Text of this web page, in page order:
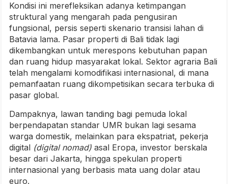
Kondisi ini merefleksikan adanya ketimpangan
struktural yang mengarah pada pengusiran
fungsional, persis seperti skenario transisi lahan di
Batavia lama. Pasar properti di Bali tidak lagi
dikembangkan untuk merespons kebutuhan papan
dan ruang hidup masyarakat lokal. Sektor agraria Bali
telah mengalami komodifikasi internasional, di mana
pemanfaatan ruang dikompetisikan secara terbuka di
pasar global.
Dampaknya, lawan tanding bagi pemuda lokal
berpendapatan standar UMR bukan lagi sesama
warga domestik, melainkan para ekspatriat, pekerja
digital (digital nomad) asal Eropa, investor berskala
besar dari Jakarta, hingga spekulan properti
internasional yang berbasis mata uang dolar atau
euro.